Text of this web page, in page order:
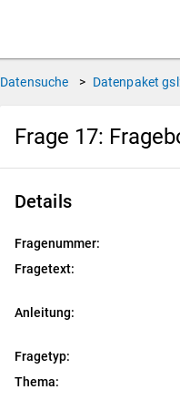
Datensuche > Datenpaket
Frage 17:
Details
Fragenummer:
Fragetext:
Anleitung:
Fragetyp:
Thema: